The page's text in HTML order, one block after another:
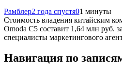
Рамблер2 года спустя01 минуты
Стоимость владения китайским
Omoda C5 составит 1,64 млн руб.
специалисты маркетингового
Навигация по